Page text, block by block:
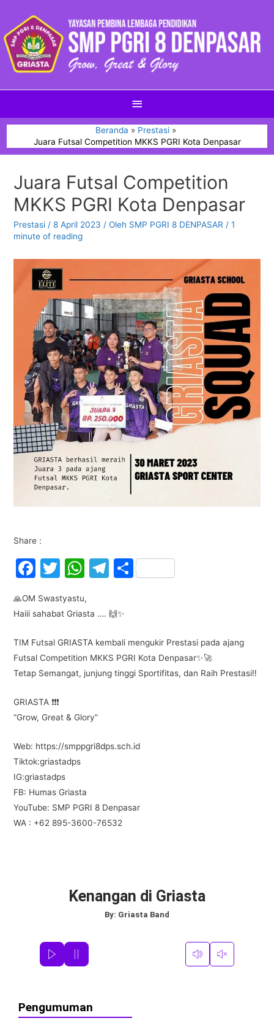
Beranda
Prestasi
Juara Futsal Competition MKKS PGRI Kota Denpasar
Juara Futsal Competition
MKKS PGRI Kota Denpasar
Prestasi / 8 April 2023 / Oleh SMP PGRI 8 DENPASAR / 1
minute of reading
Share :
F
c
b
o
k
T
itt
W
at
A
p
p
T
e
a
m
S
🙏OM Swastyastu,
Haiii sahabat Griasta …. 🙌✨
TIM Futsal GRIASTA kembali mengukir Prestasi pada ajang
Futsal Competition MKKS PGRI Kota Denpasar✨🚀
Tetap Semangat, junjung tinggi Sportifitas, dan Raih Prestasi‼️
GRIASTA ❗❗❗
“Grow, Great & Glory”
Web: https://smppgri8dps.sch.id
Tiktok:griastadps
IG:griastadps
FB: Humas Griasta
YouTube: SMP PGRI 8 Denpasar
WA : +62 895-3600-76532
Kenangan di Griasta
By: Griasta Band
Pengumuman